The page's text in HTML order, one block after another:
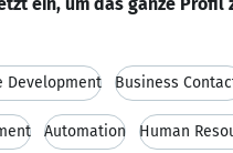
ein, um das ganze Profil
Development Business
Automation Human